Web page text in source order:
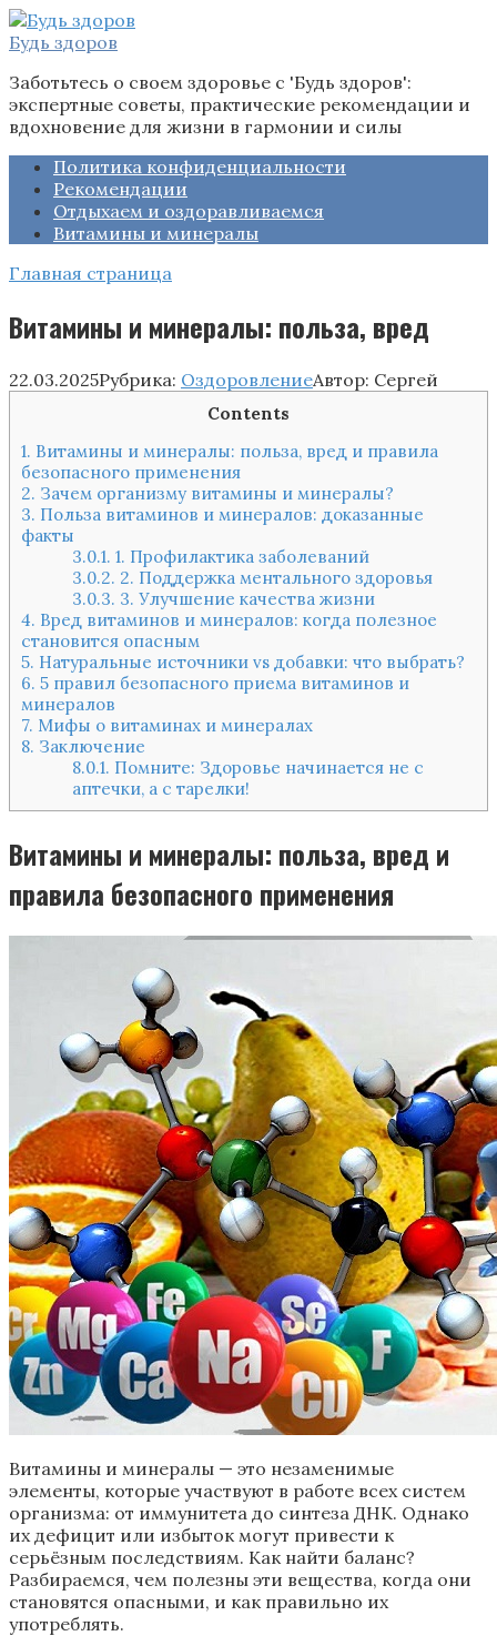
Перейти
к
Будь здоров
Заботьтесь о своем здоровье с 'Будь здоров':
экспертные советы, практические рекомендации и
вдохновение для жизни в гармонии и силы
Политика конфиденциальности
Рекомендации
Отдыхаем и оздоравливаемся
Витамины и минералы
Главная страница
Витамины и минералы: польза, вред
22.03.2025Рубрика: ОздоровлениеАвтор: Сергей
Contents
1. Витамины и минералы: польза, вред и правила
безопасного применения
2. Зачем организму витамины и минералы?
3. Польза витаминов и минералов: доказанные
факты
3.0.1. 1. Профилактика заболеваний
3.0.2. 2. Поддержка ментального здоровья
3.0.3. 3. Улучшение качества жизни
4. Вред витаминов и минералов: когда полезное
становится опасным
5. Натуральные источники vs добавки: что выбрать?
6. 5 правил безопасного приема витаминов и
минералов
7. Мифы о витаминах и минералах
8. Заключение
8.0.1. Помните: Здоровье начинается не с
аптечки, а с тарелки!
Витамины и минералы: польза, вред и
правила безопасного применения
Витамины и минералы — это незаменимые
элементы, которые участвуют в работе всех систем
организма: от иммунитета до синтеза ДНК. Однако
их дефицит или избыток могут привести к
серьёзным последствиям. Как найти баланс?
Разбираемся, чем полезны эти вещества, когда они
становятся опасными, и как правильно их
употреблять.